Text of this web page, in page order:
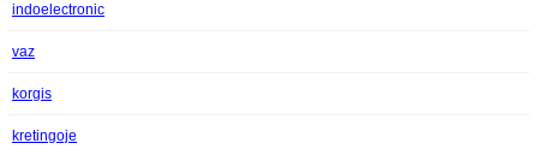
indoelectronic
vaz
korgis
kretingoje